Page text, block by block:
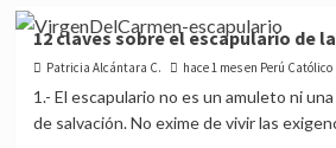
¿Qué
significa
tener
confianza
en
12 claves sobre el escapulario de
Patricia Alcántara C. hace 1 mes en Perú Católico
1.- El escapulario no es un amuleto ni
de salvación. No exime de vivir las